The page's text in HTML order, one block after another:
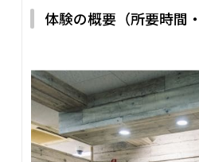
分の体質じゃないかなと思
3カ月じゃ筋肉はつきません
でも運動習慣が無かった私
行くようになって１年経つ
体験の概要（所要時間